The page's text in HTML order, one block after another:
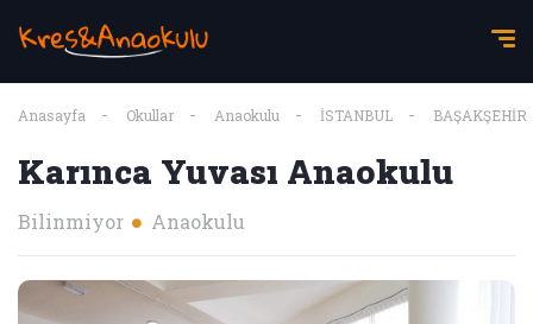
Anasayfa Okullar Anaokulu İSTANBUL BAŞAKŞEHİR
Karınca Yuvası Anaokulu
Bilinmiyor Anaokulu